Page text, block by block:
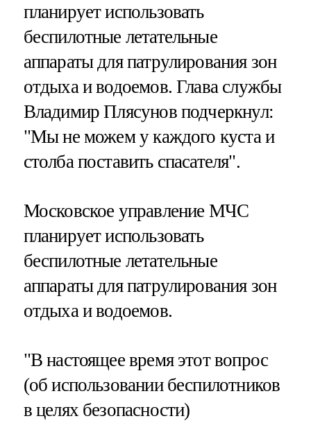
планирует использовать
беспилотные летательные
аппараты для патрулирования зон
отдыха и водоемов. Глава службы
Владимир Плясунов подчеркнул:
"Мы не можем у каждого куста и
столба поставить спасателя".
Московское управление МЧС
планирует использовать
беспилотные летательные
аппараты для патрулирования зон
отдыха и водоемов.
"В настоящее время этот вопрос
(об использовании беспилотников
в целях безопасности)